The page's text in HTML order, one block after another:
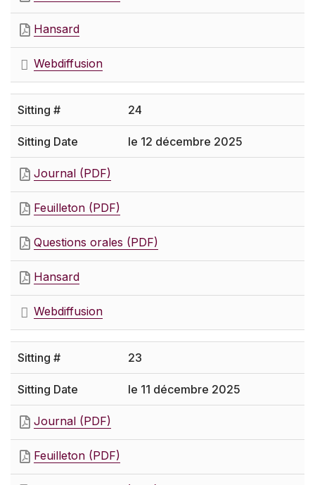
Hansard
Webdiffusion
24
le 12 décembre 2025
Journal (PDF)
Feuilleton (PDF)
Questions orales (PDF)
Hansard
Webdiffusion
23
le 11 décembre 2025
Journal (PDF)
Feuilleton (PDF)